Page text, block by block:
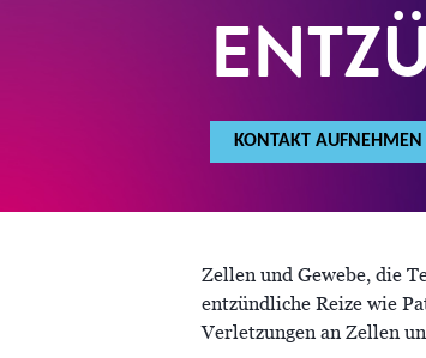
KONTAKT AUFNEHMEN
Zellen und Gewebe, die
entzündliche Reize wie
Verletzungen an Zellen